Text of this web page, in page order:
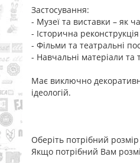
Застосування:
- Музеї та виставки – як
- Історична
- Фільми та театральні
- Навчальні матеріали та
Має виключно
ідеологій.
Оберіть потрібний розмір
Якщо потрібний Вам